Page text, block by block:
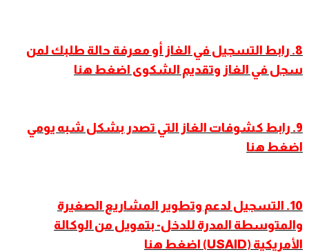
8. رابط التسجيل في الغاز أو معرفة حالة طلبك لمن
سجل في الغاز وتقديم الشكوى اضغط هنا
9
. رابط كشوفات الغاز التي تصدر بشكل شبه يومي
اضغط هنا
10. التسجيل لدعم وتطوير المشاريع الصغيرة
والمتوسطة المدرة للدخل- بتمويل من الوكالة
الأمريكية (USAID) اضغط هنا